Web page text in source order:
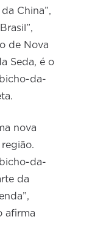
China”,
de Nova
Seda, é o
da-
nova
da-
da
afirma